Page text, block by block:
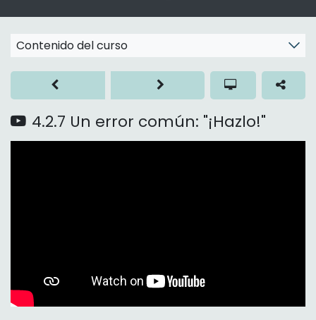
Contenido del curso
4.2.7 Un error común: "¡Hazlo!"